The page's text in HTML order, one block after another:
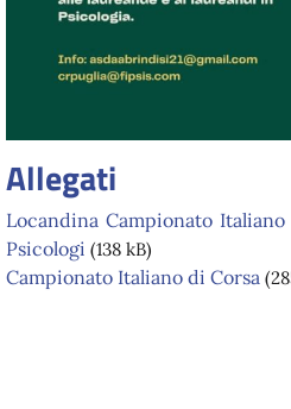
Allegati
Locandina Campionato
Psicologi (138 kB)
Campionato Italiano di Corsa